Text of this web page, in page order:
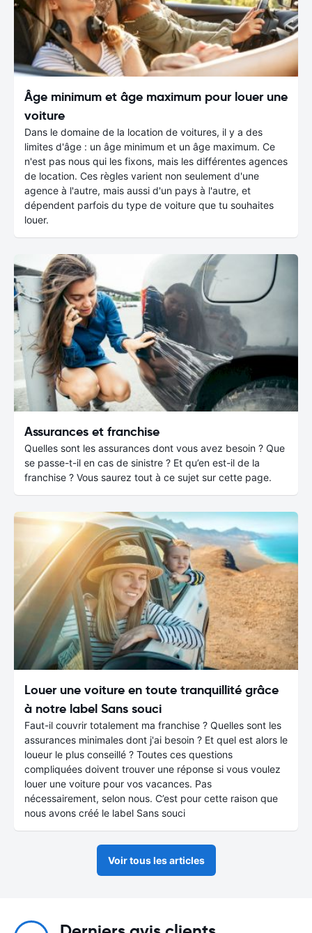
Âge minimum et âge maximum pour louer une
voiture
Dans le domaine de la location de voitures, il y a des
limites d'âge : un âge minimum et un âge maximum. Ce
n'est pas nous qui les fixons, mais les différentes agences
de location. Ces règles varient non seulement d'une
agence à l'autre, mais aussi d'un pays à l'autre, et
dépendent parfois du type de voiture que tu souhaites
louer.
Assurances et franchise
Quelles sont les assurances dont vous avez besoin ? Que
se passe-t-il en cas de sinistre ? Et qu’en est-il de la
franchise ? Vous saurez tout à ce sujet sur cette page.
Louer une voiture en toute tranquillité grâce
à notre label Sans souci
Faut-il couvrir totalement ma franchise ? Quelles sont les
assurances minimales dont j'ai besoin ? Et quel est alors le
loueur le plus conseillé ? Toutes ces questions
compliquées doivent trouver une réponse si vous voulez
louer une voiture pour vos vacances. Pas
nécessairement, selon nous. C’est pour cette raison que
nous avons créé le label Sans souci
Voir tous les articles